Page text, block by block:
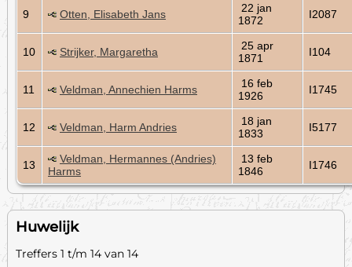
9 Otten, Elisabeth Jans
22 jan
1872
I2087
10 Strijker, Margaretha
25 apr
1871
I104
11 Veldman, Annechien Harms
16 feb
1926
I1745
12 Veldman, Harm Andries
18 jan
1833
I5177
13
Veldman, Hermannes (Andries)
Harms
13 feb
1846
I1746
Huwelijk
Treffers 1 t/m 14 van 14